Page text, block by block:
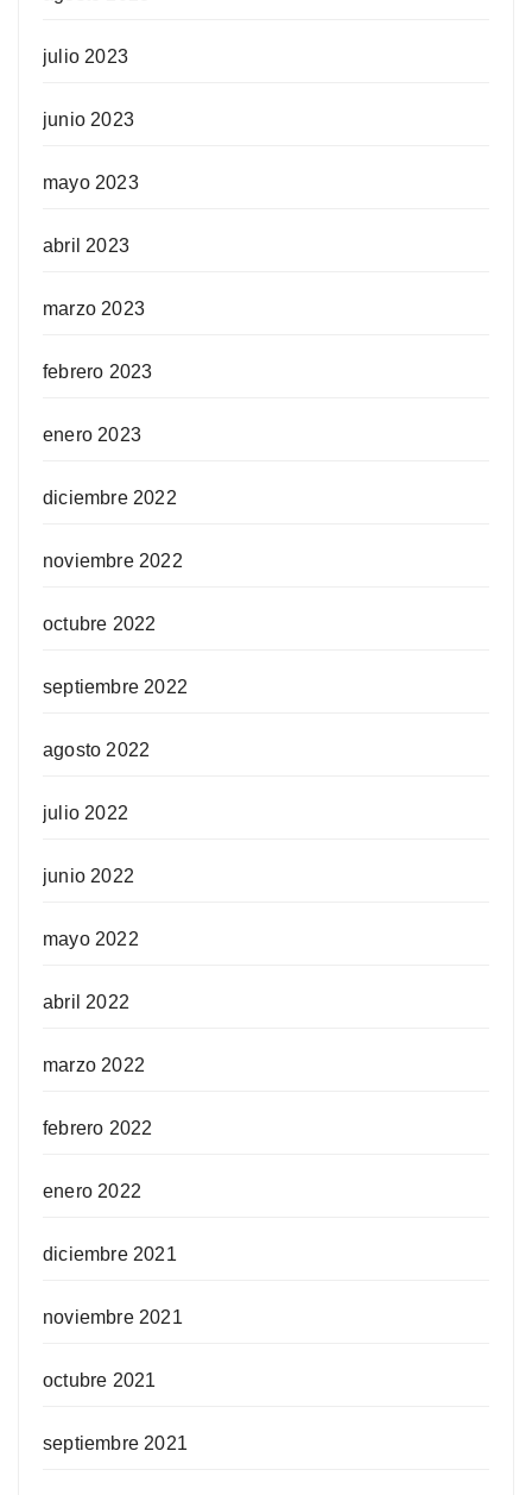
julio 2023
junio 2023
mayo 2023
abril 2023
marzo 2023
febrero 2023
enero 2023
diciembre 2022
noviembre 2022
octubre 2022
septiembre 2022
agosto 2022
julio 2022
junio 2022
mayo 2022
abril 2022
marzo 2022
febrero 2022
enero 2022
diciembre 2021
noviembre 2021
octubre 2021
septiembre 2021